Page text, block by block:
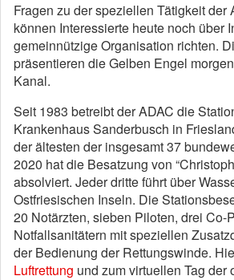
Fragen zu der speziellen Tätigkeit der
können Interessierte heute noch über
gemeinnützige Organisation richten.
präsentieren die Gelben Engel
Kanal.
Seit 1983 betreibt der ADAC die
Krankenhaus Sanderbusch in
der ältesten der insgesamt 37
2020 hat die Besatzung von
absolviert. Jeder dritte führt über
Ostfriesischen Inseln. Die
20 Notärzten, sieben Piloten, drei Co-
Notfallsanitätern mit speziellen
der Bedienung der Rettungswinde.
Luftrettung und zum virtuellen Tag der